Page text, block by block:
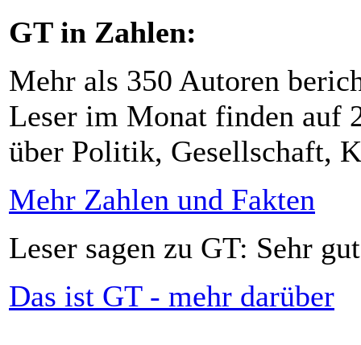
GT in Zahlen:
Mehr als 350 Autoren
Leser im Monat finden auf
über Politik, Gesellschaft,
Mehr Zahlen und Fakten
Leser sagen zu GT: Sehr
Das ist GT - mehr darüber